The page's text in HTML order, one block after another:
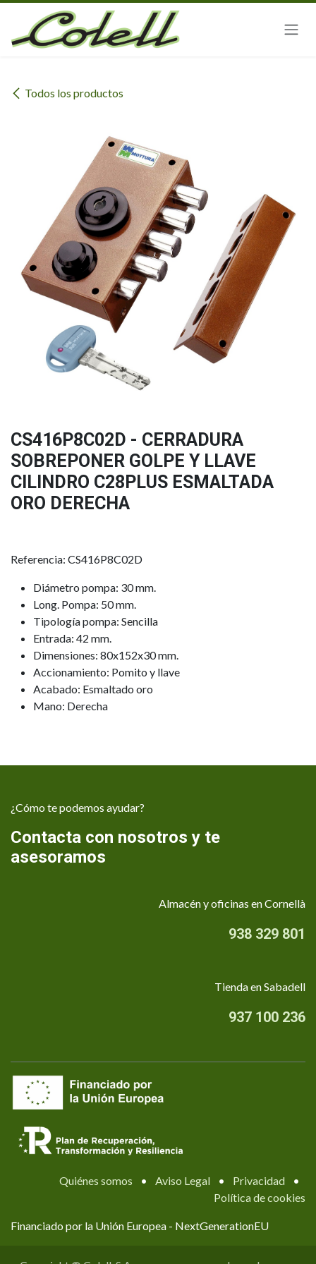
Ir al contenido
Todos los productos
CS416P8C02D - CERRADURA
SOBREPONER GOLPE Y LLAVE
CILINDRO C28PLUS ESMALTADA
ORO DERECHA
Referencia: CS416P8C02D
Diámetro pompa: 30 mm.
Long. Pompa: 50 mm.
Tipología pompa: Sencilla
Entrada: 42 mm.
Dimensiones: 80x152x30 mm.
Accionamiento: Pomito y llave
Acabado: Esmaltado oro
Mano: Derecha
¿Cómo te podemos ayudar?
Contacta con nosotros y te
asesoramos
Almacén y oficinas en Cornellà
938 329 801
Tienda en Sabadell
937 100 236
Quiénes somos • Aviso Legal • Privacidad
•
Política de cookies
Financiado por la Unión Europea - NextGenerationEU